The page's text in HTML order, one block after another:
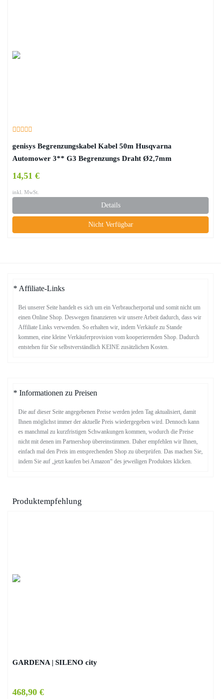
genisys Begrenzungskabel Kabel 50m Husqvarna
Automower 3** G3 Begrenzungs Draht Ø2,7mm
14,51 €
inkl. MwSt.
Details
Nicht Verfügbar
* Affiliate-Links
Bei unserer Seite handelt es sich um ein Verbraucherportal und somit nicht um
einen Online Shop. Deswegen finanzieren wir unsere Arbeit dadurch, dass wir
Affiliate Links verwenden. So erhalten wir, indem Verkäufe zu Stande
kommen, eine kleine Verkäuferprovision vom kooperierenden Shop. Dadurch
entstehen für Sie selbstverständlich KEINE zusätzlichen Kosten.
* Informationen zu Preisen
Die auf dieser Seite angegebenen Preise werden jeden Tag aktualisiert, damit
Ihnen möglichst immer der aktuelle Preis wiedergegeben wird. Dennoch kann
es manchmal zu kurzfristigen Schwankungen kommen, wodurch die Preise
nicht mit denen im Partnershop übereinstimmen. Daher empfehlen wir Ihnen,
einfach mal den Preis im entsprechenden Shop zu überprüfen. Das machen Sie,
indem Sie auf „jetzt kaufen bei Amazon“ des jeweiligen Produktes klicken.
Produktempfehlung
GARDENA | SILENO city
468,90 €